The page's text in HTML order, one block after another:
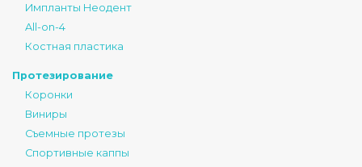
Импланты Неодент
All-on-4
Костная пластика
Протезирование
Коронки
Виниры
Съемные протезы
Спортивные каппы